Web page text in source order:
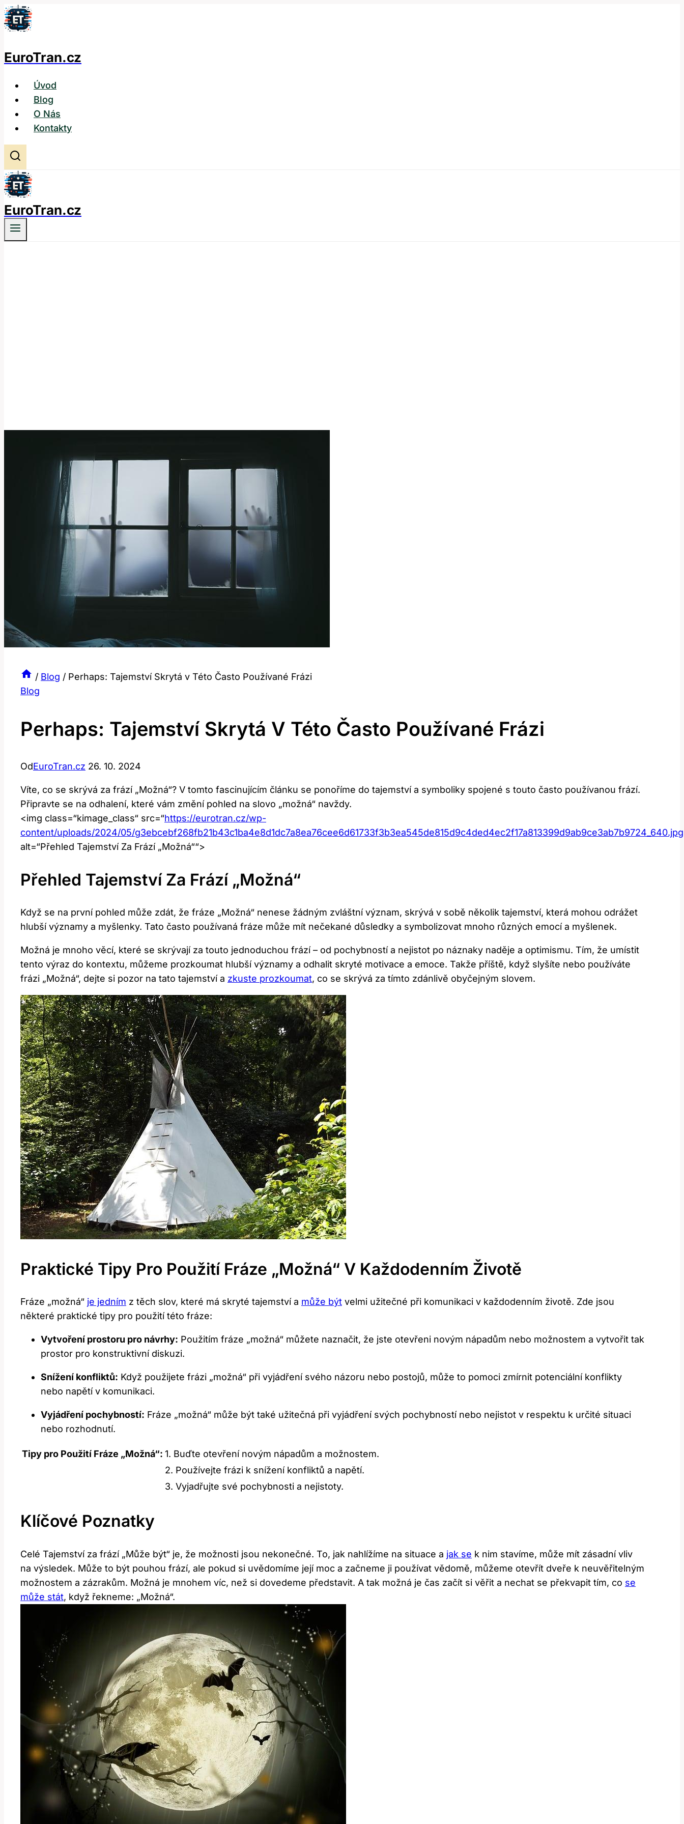
Přeskočit
na
EuroTran.cz
Úvod
Blog
O Nás
Kontakty
EuroTran.cz
/ Blog / Perhaps: Tajemství Skrytá v Této Často Používané Frázi
Blog
Perhaps: Tajemství Skrytá V Této Často Používané Frázi
OdEuroTran.cz 26. 10. 2024
Víte, co se skrývá za frází „Možná“? V tomto fascinujícím článku se ponoříme do tajemství a symboliky spojené s touto často používanou frází.
Připravte se na odhalení, které vám změní pohled na slovo „možná“ navždy.
<img class=“kimage_class“ src=“https://eurotran.cz/wp-
content/uploads/2024/05/g3ebcebf268fb21b43c1ba4e8d1dc7a8ea76cee6d61733f3b3ea545de815d9c4ded4ec2f17a813399d9ab9ce3ab7b9724_640.jpg
alt=“Přehled Tajemství Za Frází „Možná““>
Přehled Tajemství Za Frází „Možná“
Když se na první pohled může zdát, že fráze „Možná“ nenese žádným zvláštní význam, skrývá v sobě několik tajemství, která mohou odrážet
hlubší významy a myšlenky. Tato často používaná fráze může mít nečekané důsledky a symbolizovat mnoho různých emocí a myšlenek.
Možná je mnoho věcí, které se skrývají za touto jednoduchou frází – od pochybností a nejistot po náznaky naděje a optimismu. Tím, že umístit
tento výraz do kontextu, můžeme prozkoumat hlubší významy a odhalit skryté motivace a emoce. Takže příště, když slyšíte nebo používáte
frázi „Možná“, dejte si pozor na tato tajemství a zkuste prozkoumat, co se skrývá za tímto zdánlivě obyčejným slovem.
Praktické Tipy Pro Použití Fráze „Možná“ V Každodenním Životě
Fráze „možná“ je jedním z těch slov, které má skryté tajemství a může být velmi užitečné při komunikaci v každodenním životě. Zde jsou
některé praktické tipy pro použití této fráze:
Vytvoření prostoru pro návrhy: Použitím fráze „možná“ můžete naznačit, že jste otevřeni novým nápadům nebo možnostem a vytvořit tak
prostor pro konstruktivní diskuzi.
Snížení konfliktů: Když použijete frázi „možná“ při vyjádření svého názoru nebo postojů, může to pomoci zmírnit potenciální konflikty
nebo napětí v komunikaci.
Vyjádření pochybností: Fráze „možná“ může být také užitečná při vyjádření svých pochybností nebo nejistot v respektu k určité situaci
nebo rozhodnutí.
Tipy pro Použití Fráze „Možná“: 1. Buďte otevření novým nápadům a možnostem.
2. Používejte frázi k snížení konfliktů a napětí.
3. Vyjadřujte své pochybnosti a nejistoty.
Klíčové Poznatky
Celé Tajemství za frází „Může být“ je, že možnosti jsou nekonečné. To, jak nahlížíme na situace a jak se k nim stavíme, může mít zásadní vliv
na výsledek. Může to být pouhou frází, ale pokud si uvědomíme její moc a začneme ji používat vědomě, můžeme otevřít dveře k neuvěřitelným
možnostem a zázrakům. Možná je mnohem víc, než si dovedeme představit. A tak možná je čas začít si věřit a nechat se překvapit tím, co se
může stát, když řekneme: „Možná“.